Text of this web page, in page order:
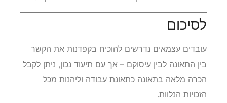
שהעצירה הייתה חלק אינטגרלי מהמשימה העסקית.
עובדים עצמאים נדרשים להוכיח בקפדנות את הקשר
בין התאונה לבין עיסוקם – אך עם תיעוד נכון, ניתן לקבל
הכרה מלאה בתאונה כתאונת עבודה וליהנות מכל